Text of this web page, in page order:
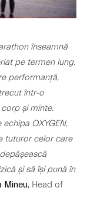
înseamnă
pe termen lung.
performanță,
într-o
și minte.
OXYGEN,
tuturor celor care
și să își pună în
Mineu, Head of